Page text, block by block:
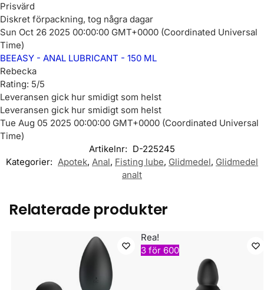
Prisvärd
Diskret förpackning, tog några dagar
Sun Oct 26 2025 00:00:00 GMT+0000 (Coordinated Universal
Time)
BEEASY - ANAL LUBRICANT - 150 ML
Rebecka
Rating: 5/5
Leveransen gick hur smidigt som helst
Leveransen gick hur smidigt som helst
Tue Aug 05 2025 00:00:00 GMT+0000 (Coordinated Universal
Time)
Artikelnr: D-225245
Kategorier: Apotek, Anal, Fisting lube, Glidmedel, Glidmedel
analt
Relaterade produkter
Rea!
3 för 600